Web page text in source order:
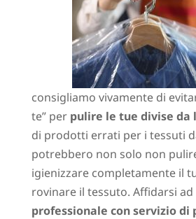
consigliamo vivamente di
te” per pulire le tue divise da
di prodotti errati per i tessuti
potrebbero non solo non
igienizzare completamente il
rovinare il tessuto. Affidarsi ad
professionale con servizio di